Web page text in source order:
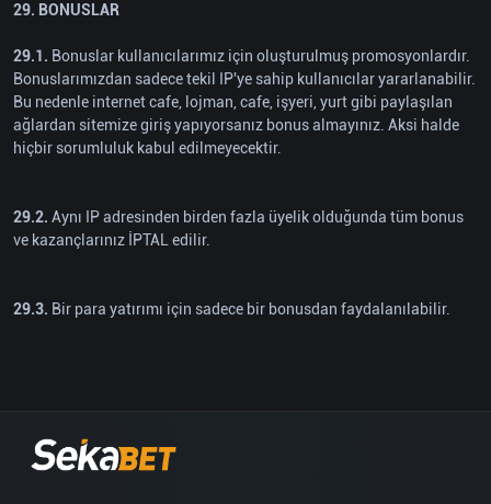
29. BONUSLAR
29.1. Bonuslar kullanıcılarımız için oluşturulmuş promosyonlardır.
Bonuslarımızdan sadece tekil IP'ye sahip kullanıcılar yararlanabilir.
Bu nedenle internet cafe, lojman, cafe, işyeri, yurt gibi paylaşılan
ağlardan sitemize giriş yapıyorsanız bonus almayınız. Aksi halde
hiçbir sorumluluk kabul edilmeyecektir.
29.2. Aynı IP adresinden birden fazla üyelik olduğunda tüm bonus
ve kazançlarınız İPTAL edilir.
29.3. Bir para yatırımı için sadece bir bonusdan faydalanılabilir.